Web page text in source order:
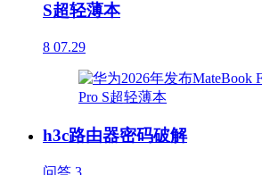
S超轻薄本
8 07.29
h3c路由器密码破解